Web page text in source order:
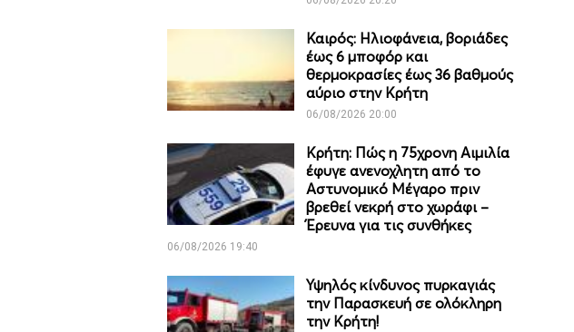
Καιρός: Ηλιοφάνεια, βοριάδες
έως 6 μποφόρ και
θερμοκρασίες έως 36 βαθμούς
αύριο στην Κρήτη
06/08/2026 20:00
Κρήτη: Πώς η 75χρονη Αιμιλία
έφυγε ανενοχλητη από το
Αστυνομικό Μέγαρο πριν
βρεθεί νεκρή στο χωράφι –
Έρευνα για τις συνθήκες
06/08/2026 19:40
Υψηλός κίνδυνος πυρκαγιάς
την Παρασκευή σε ολόκληρη
την Κρήτη!